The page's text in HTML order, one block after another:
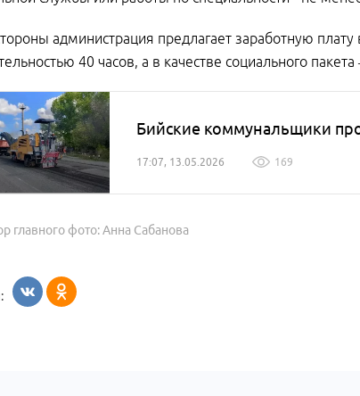
администрация предлагает заработную
40 часов, а в качестве социального
Бийские коммунальщики
17:07, 13.05.2026 169
главного фото: Анна Сабанова